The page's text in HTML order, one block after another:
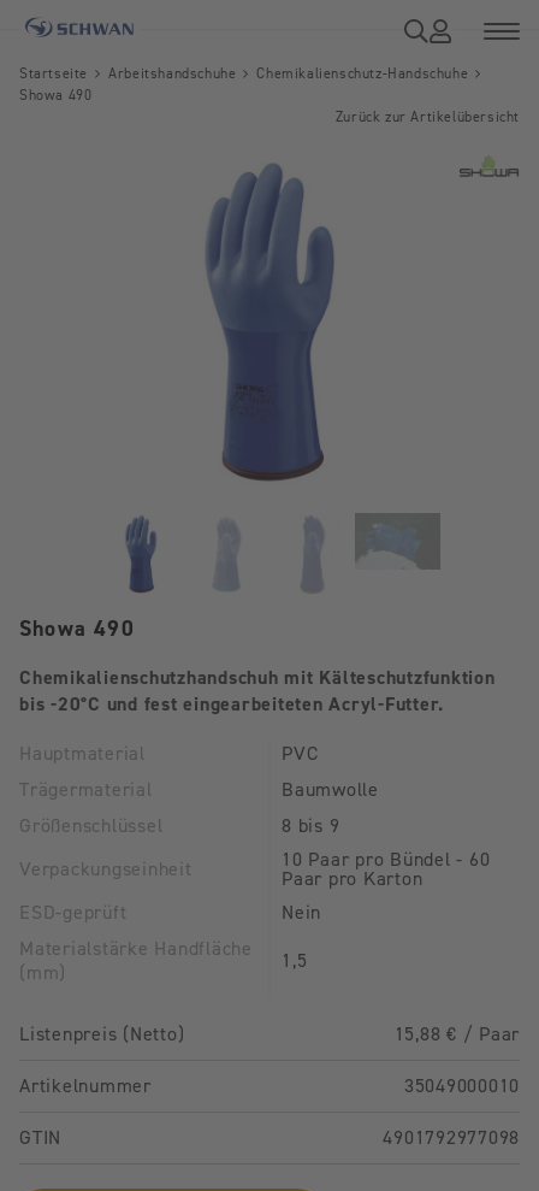
Startseite Arbeitshandschuhe
Chemikalienschutz-Handschuhe
Showa 490
Zurück zur Artikelübersicht
Showa 490
Chemikalienschutzhandschuh mit Kälteschutzfunktion
bis -20°C und fest eingearbeiteten Acryl-Futter.
Hauptmaterial
PVC
Trägermaterial
Baumwolle
Größenschlüssel
8 bis 9
Verpackungseinheit
10 Paar pro Bündel - 60
Paar pro Karton
ESD-geprüft
Nein
Materialstärke Handfläche
(mm)
1,5
Listenpreis (Netto) 15,88 € / Paar
Artikelnummer 35049000010
GTIN 4901792977098